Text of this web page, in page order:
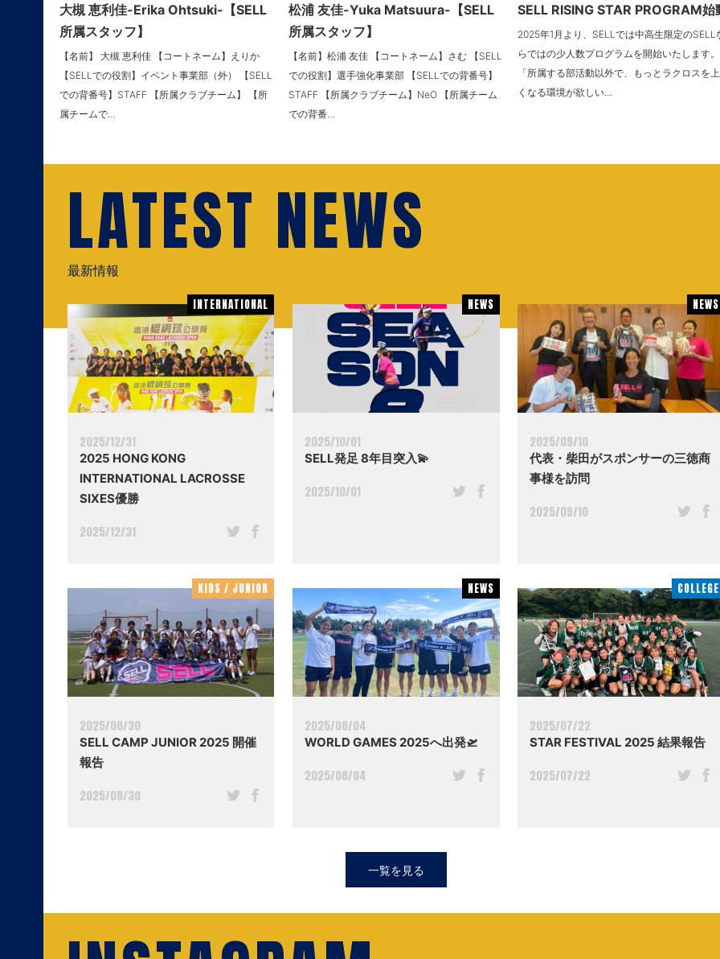
大槻 恵利佳-Erika Ohtsuki-【SELL
所属スタッフ】
【名前】 大槻 恵利佳 【コートネーム】えりか
【SELLでの役割】イベント事業部（外） 【SELL
での背番号】STAFF 【所属クラブチーム】 【所
属チームで…
松浦 友佳-Yuka Matsuura-【SELL
所属スタッフ】
【名前】松浦 友佳 【コートネーム】さむ 【SELL
での役割】選手強化事業部 【SELLでの背番号】
STAFF 【所属クラブチーム】NeO 【所属チーム
での背番…
SELL RISING STAR PROGRAM始
2025年1月より、SELLでは中高生限定のSELL
らではの少人数プログラムを開始いたします。
「所属する部活動以外で、もっとラクロスを
くなる環境が欲しい…
LATEST NEWS
最新情報
2025/12/31
INTERNATIONAL
2025 HONG KONG
INTERNATIONAL LACROSSE
SIXES優勝
2025/12/31
INTERNATIONAL
2025/10/01
NEWS
SELL発足 8年目突入💫
2025/10/01
NEWS
2025/09/10
NEWS
代表・柴田がスポンサーの三徳商
事様を訪問
2025/09/10
NEWS
2025/08/30
KIDS / JUNIOR
SELL CAMP JUNIOR 2025 開催
報告
2025/08/30
KIDS / JUNIOR
2025/08/04
NEWS
WORLD GAMES 2025へ出発🛫
2025/08/04
NEWS
2025/07/22
COLLEGE
STAR FESTIVAL 2025 結果報告
2025/07/22
COLLEGE
一覧を見る